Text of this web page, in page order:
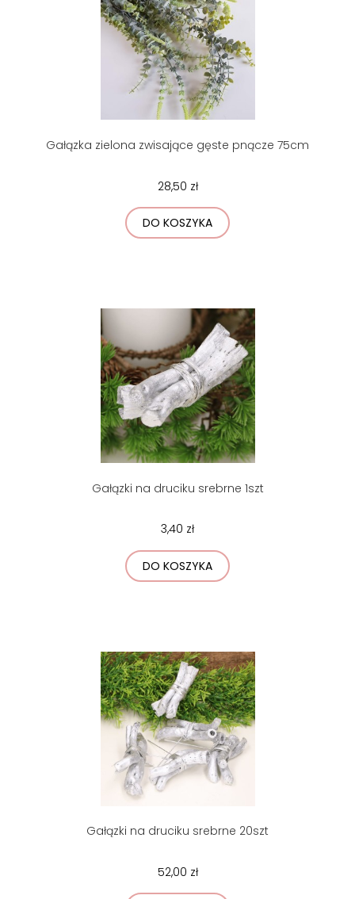
Gałązka zielona zwisające gęste pnącze 75cm
28,50 zł
DO KOSZYKA
Gałązki na druciku srebrne 1szt
3,40 zł
DO KOSZYKA
Gałązki na druciku srebrne 20szt
52,00 zł